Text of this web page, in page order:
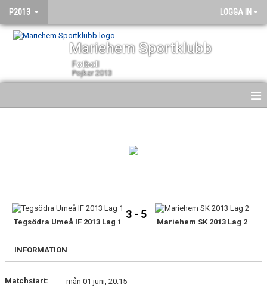
P2013 LOGGA IN
Mariehem Sportklubb
Fotboll
Pojkar 2013
TRUPPEN
BILDGALLERI
Tegsödra Umeå IF 2013 Lag 1
3 - 5
Mariehem SK 2013 Lag 2
INFORMATION
Matchstart:
mån 01 juni, 20:15